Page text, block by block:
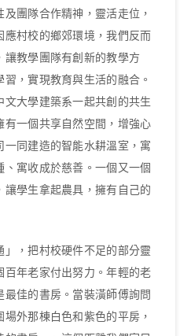
團隊合作精神，靈活走位，
村校的鄉郊環境，我們反而
教學團隊有創新的教學方
，實現教育與生活的融合。
大學建築系一起共創的共生
一個共享自然空間，增強心
同建造的智能水耕溫室，寓
寓收成於慈善。一個又一個
學生拿起農具，擁有自己的
，把村校硬件不足的部分靈
年老家付出努力。年輕的老
佳的書房。當裝潢師傅詢問
外那棟白色和紫色的平房，